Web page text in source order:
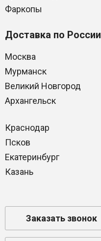
Фаркопы
Доставка по России
Москва
Мурманск
Великий Новгород
Архангельск
Краснодар
Псков
Екатеринбург
Казань
Заказать звонок